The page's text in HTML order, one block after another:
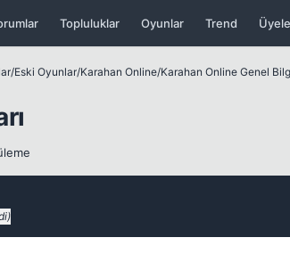
Topluluklar Oyunlar Trend
/Eski Oyunlar/Karahan Online/Karahan Online Genel